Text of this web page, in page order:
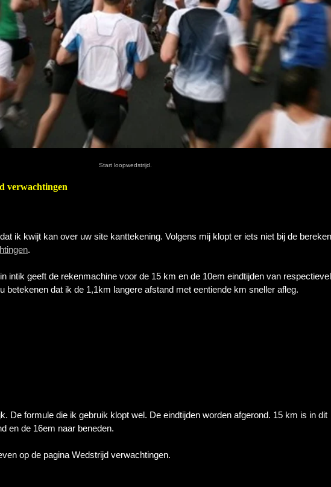
Start loopwedstrijd.
verwachtingen
ik kwijt kan over uw site kanttekening. Volgens mij klopt er iets niet bij de
.
intik geeft de rekenmachine voor de 15 km en de 10em eindtijden van
betekenen dat ik de 1,1km langere afstand met eentiende km sneller afleg.
De formule die ik gebruik klopt wel. De eindtijden worden afgerond. 15 km is in dit
en de 16em naar beneden.
op de pagina Wedstrijd verwachtingen.